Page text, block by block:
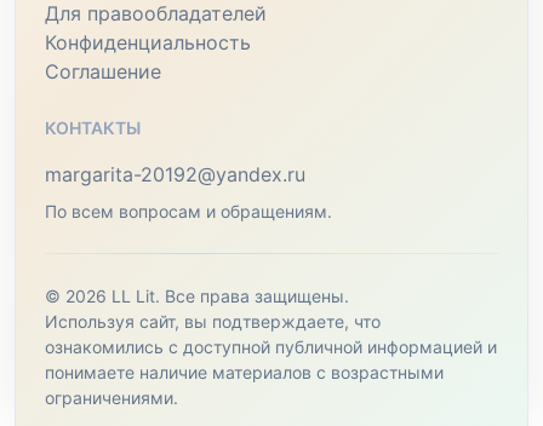
Для правообладателей
Конфиденциальность
Соглашение
КОНТАКТЫ
margarita-20192@yandex.ru
По всем вопросам и обращениям.
© 2026 LL Lit. Все права защищены.
Используя сайт, вы подтверждаете, что
ознакомились с доступной публичной информацией и
понимаете наличие материалов с возрастными
ограничениями.